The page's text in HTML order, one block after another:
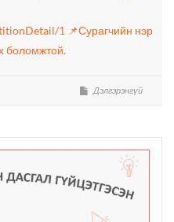
1 📌Сурагчийн нэр
боломжтой.
Дэлгэрэнгүй